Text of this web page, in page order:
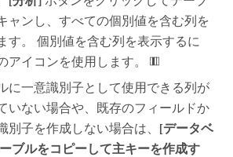
ャンし、すべての個別値を含む列を
す。 個別値を含む列を表示するに
アイコンを使用します。
に一意識別子として使用できる列が
いない場合や、既存のフィールドか
別子を作成しない場合は、 [データベ
ブルをコピーして主キーを作成す